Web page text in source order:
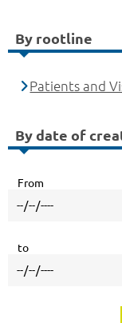
By rootline
Patients and
By date of
From
to